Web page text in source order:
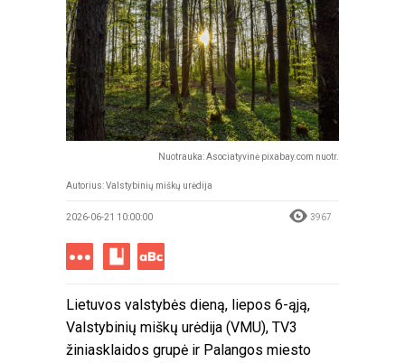
Nuotrauka: Asociatyvinė pixabay.com nuotr.
Autorius: Valstybinių miškų urėdija
2026-06-21 10:00:00 3967
Lietuvos valstybės dieną, liepos 6-ąją,
Valstybinių miškų urėdija (VMU), TV3
žiniasklaidos grupė ir Palangos miesto